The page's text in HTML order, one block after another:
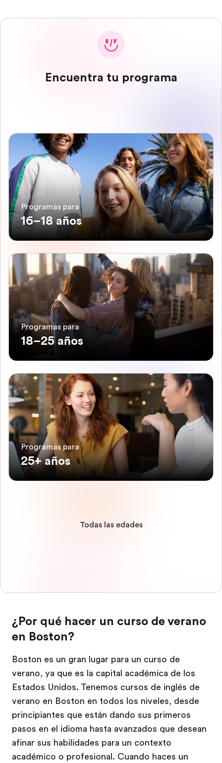
Encuentra tu programa
Programas para
16–18 años
Programas para
18–25 años
Programas para
25+ años
Todas las edades
¿Por qué hacer un curso de verano
en Boston?
Boston es un gran lugar para un curso de
verano, ya que es la capital académica de los
Estados Unidos. Tenemos cursos de inglés de
verano en Boston en todos los niveles, desde
principiantes que están dando sus primeros
pasos en el idioma hasta avanzados que desean
afinar sus habilidades para un contexto
académico o profesional. Cuando haces un